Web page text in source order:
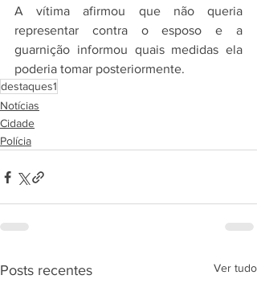
A vítima afirmou que não queria
representar contra o esposo e a
guarnição informou quais medidas ela
poderia tomar posteriormente.
destaques1
Notícias
Cidade
Polícia
Posts recentes Ver tudo